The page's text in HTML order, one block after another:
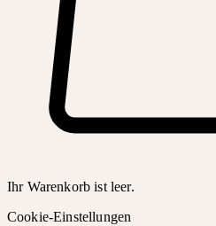
Ihr Warenkorb ist leer.
Cookie-Einstellungen